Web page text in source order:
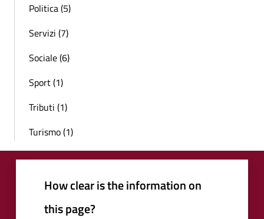
Politica (5)
Servizi (7)
Sociale (6)
Sport (1)
Tributi (1)
Turismo (1)
How clear is the information on
this page?